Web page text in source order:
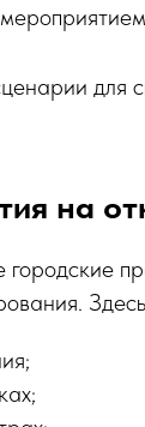
для
на